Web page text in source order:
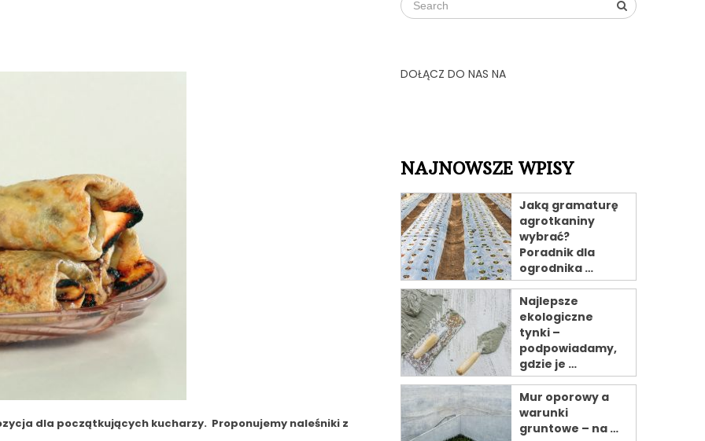
dla początkujących kucharzy. Proponujemy naleśniki z
DOŁĄCZ DO NAS NA
NAJNOWSZE WPISY
Jaką gramaturę
agrotkaniny
wybrać?
Poradnik dla
ogrodnika …
Najlepsze
ekologiczne
tynki –
podpowiadamy,
gdzie je …
Mur oporowy a
warunki
gruntowe – na …